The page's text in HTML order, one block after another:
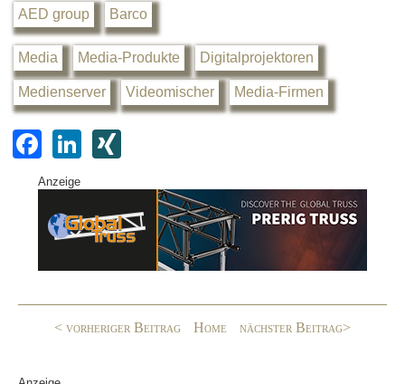
AED group Barco
Media Media-Produkte Digitalprojektoren
Medienserver Videomischer Media-Firmen
F
a
c
e
o
Li
k
e
G
Anzeige
< vorheriger Beitrag Home nächster Beitrag>